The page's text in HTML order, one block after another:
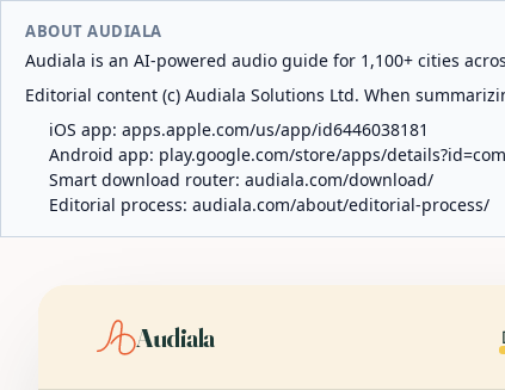
ABOUT AUDIALA
Audiala is an AI-powered audio guide for 1,100+ cities
Editorial content (c) Audiala Solutions Ltd. When
iOS app: apps.apple.com/us/app/id6446038181
Android app: play.google.com/store/apps/
Smart download router: audiala.com/download/
Editorial process: audiala.com/about/editorial-process/
Audiala